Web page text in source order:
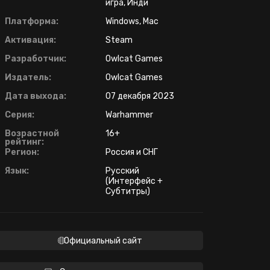
игра, Инди
Платформа:
Windows, Mac
Активация:
Steam
Разработчик:
Owlcat Games
Издатель:
Owlcat Games
Дата выхода:
07 декабря 2023
Серия:
Warhammer
Возрастной
рейтинг:
16+
Регион:
Россия и СНГ
Язык:
Русский
(Интерфейс +
Субтитры)
Официальный сайт